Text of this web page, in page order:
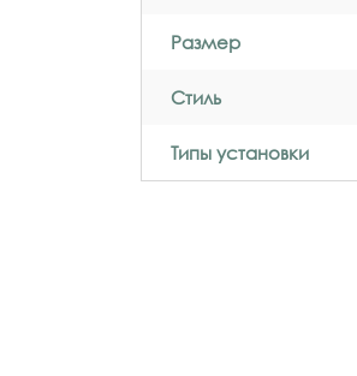
Размер
Стиль
Типы установки